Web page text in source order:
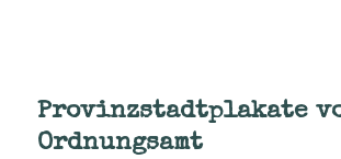
Provinzstadtplakate
Ordnungsamt